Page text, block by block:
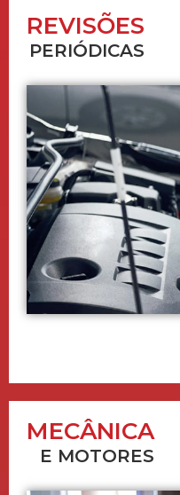
REVISÕES
PERIÓDICAS
MECÂNICA
E MOTORES